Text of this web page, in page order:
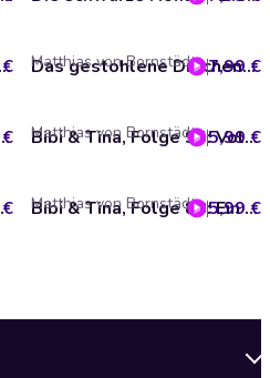
Geheimnis im Geisterwald - Die drei Magier, Folge 2 (Ungekürzt) Das gestohlene Drachenfeuer - Die drei Magier, Folge 3 (Ungekürzt)
Matthias von Bornstädt 7,99 €
Magier, Folge 1 (Ungekürzt) Bibi & Tina, Folge 95: Vollmond über Falkenstein
Matthias von Bornstädt 5,99 €
Fohlen Bibi & Tina, Folge 88: Ein schlimmer Verdacht
Matthias von Bornstädt 5,99 €